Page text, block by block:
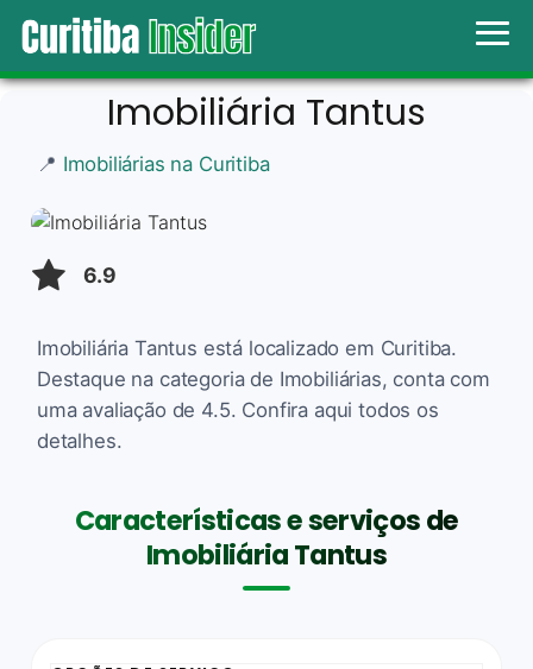
Imobiliária Tantus
📍 Imobiliárias na Curitiba
6.9
Imobiliária Tantus está localizado em Curitiba.
Destaque na categoria de Imobiliárias, conta com
uma avaliação de 4.5. Confira aqui todos os
detalhes.
Características e serviços de
Imobiliária Tantus